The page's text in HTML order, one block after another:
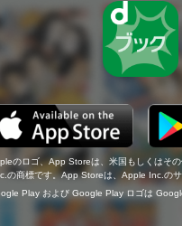
のロゴ、App Storeは、米国もしくはそ
の商標です。App Storeは、Apple Inc.の
Play および Google Play ロゴは